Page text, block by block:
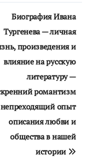
Биография Ивана
Тургенева — личная
произведения и
влияние на русскую
литературу —
романтизм
опыт
описания любви и
общества в нашей
истории